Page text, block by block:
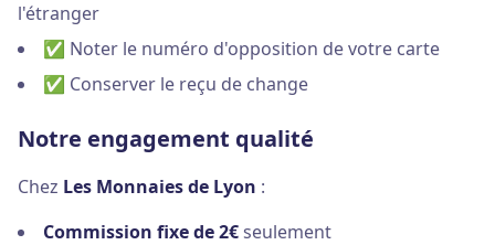
l'étranger
✅ Noter le numéro d'opposition de votre carte
✅ Conserver le reçu de change
Notre engagement qualité
Chez Les Monnaies de Lyon :
Commission fixe de 2€seulement